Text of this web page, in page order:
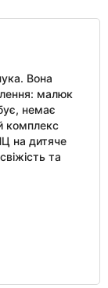
Вона
малюк
немає
комплекс
на дитяче
та